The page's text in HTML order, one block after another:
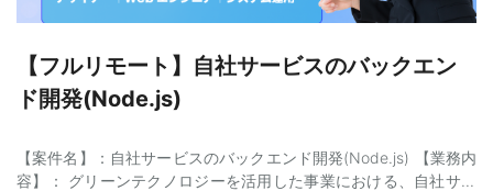
ムと協議しながら、システムを継続的に改善していける人 ・技術
ート 【参画時期】： 即日～長期 【単価】：80万程度（スキルに
よってそれ以上可能） 【募集人数】：1名 【面談】：WEB1回 弊
社同席 【精算】：140-180h 【勤務時間】：9:00 - 18:00 ※調整可
【備考】： （管理番号：NKT20260512-05）
【フルリモート】自社サービスのバックエン
ド開発(Node.js)
【案件名】：自社サービスのバックエンド開発(Node.js) 【業務内
容】： グリーンテクノロジーを活用した事業における、自社サー